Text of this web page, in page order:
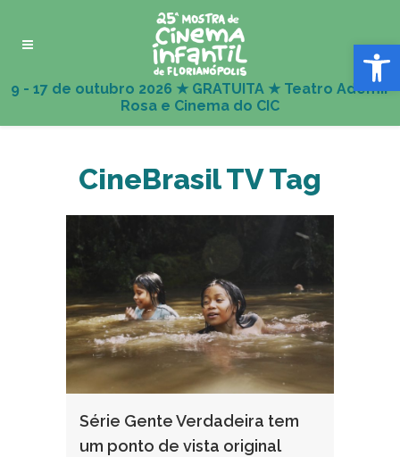
Abrir
CineBrasil TV Tag
Série Gente Verdadeira tem
um ponto de vista original